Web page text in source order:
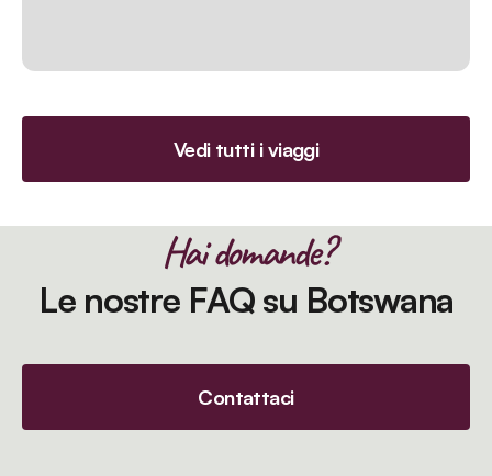
Vedi tutti i viaggi
Hai domande?
Le nostre FAQ su Botswana
Contattaci